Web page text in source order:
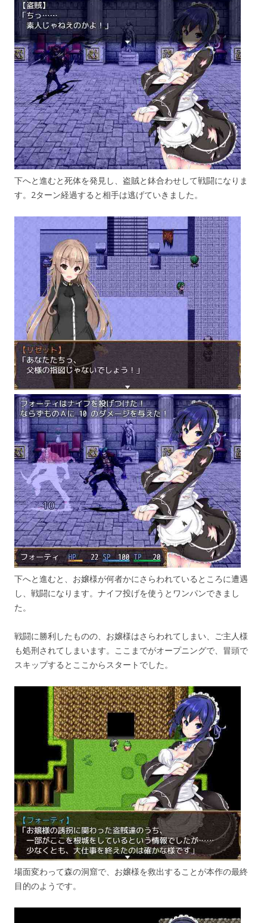
下へと進むと死体を発見し、盗賊と鉢合わせして戦闘になりま
す。2ターン経過すると相手は逃げていきました。
下へと進むと、お嬢様が何者かにさらわれているところに遭遇
し、戦闘になります。ナイフ投げを使うとワンパンできまし
た。
戦闘に勝利したものの、お嬢様はさらわれてしまい、ご主人様
も処刑されてしまいます。ここまでがオープニングで、冒頭で
スキップするとここからスタートでした。
場面変わって森の洞窟で、お嬢様を救出することが本作の最終
目的のようです。